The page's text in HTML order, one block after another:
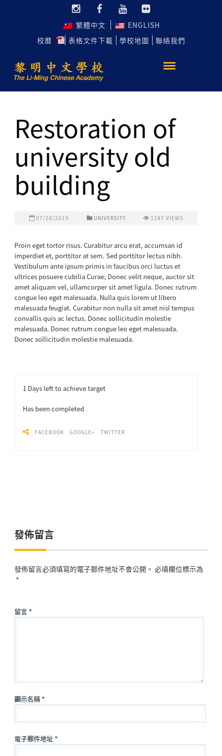
繁體中文
ENGLISH
校曆
表格文件下載 學校地圖 聯絡我們
Restoration of
university old
building
07/20/2015 UNIVERSITY 1287 VIEWS
Proin eget tortor risus. Curabitur arcu erat, accumsan id
imperdiet et, porttitor at sem. Sed porttitor lectus nibh.
Vestibulum ante ipsum primis in faucibus orci luctus et
ultrices posuere cubilia Curae; Donec velit neque, auctor sit
amet aliquam vel, ullamcorper sit amet ligula. Donec rutrum
congue leo eget malesuada. Nulla quis lorem ut libero
malesuada feugiat. Curabitur non nulla sit amet nisl tempus
convallis quis ac lectus. Donec sollicitudin molestie
malesuada. Donec rutrum congue leo eget malesuada.
Donec sollicitudin molestie malesuada.
1Days left to achieve target
Has been completed
FACEBOOK GOOGLE+ TWITTER
發佈留言
發佈留言必須填寫的電子郵件地址不會公開。 必填欄位標示為
*
留言 *
顯示名稱 *
電子郵件地址 *